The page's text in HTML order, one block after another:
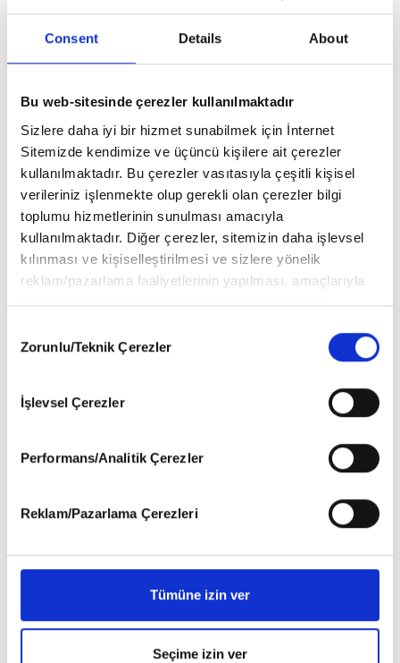
Consent Details About
Bu web-sitesinde çerezler kullanılmaktadır
Sizlere daha iyi bir hizmet sunabilmek için İnternet
Sitemizde kendimize ve üçüncü kişilere ait çerezler
kullanılmaktadır. Bu çerezler vasıtasıyla çeşitli kişisel
verileriniz işlenmekte olup gerekli olan çerezler bilgi
toplumu hizmetlerinin sunulması amacıyla
kullanılmaktadır. Diğer çerezler, sitemizin daha işlevsel
kılınması ve kişiselleştirilmesi ve sizlere yönelik
reklam/pazarlama faaliyetlerinin yapılması, amaçlarıyla
sınırlı olarak açık rızanız dahilinde kullanılacaktır.
vasıtasıyla belirleyebilirsiniz. Çerezlere ilişkin detaylı bilgi
Çerez Bilgilendirme
6698 sayılı Kişisel Verilerin Korunması Kanunu uyarınca
okumak ve sitemizi ziyaretiniz kapsamında
gerçekleştirilen veri işleme faaliyetleri ile ilgili daha
Selection
Zorunlu/Teknik Çerezler
İşlevsel Çerezler
Performans/Analitik Çerezler
Reklam/Pazarlama Çerezleri
Tümüne izin ver
Seçime izin ver
Satın Al